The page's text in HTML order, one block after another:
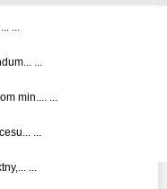
...
...
min.... ...
...
...